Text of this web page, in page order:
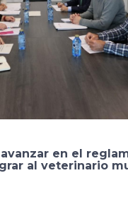
avanzar en el
al veterinario